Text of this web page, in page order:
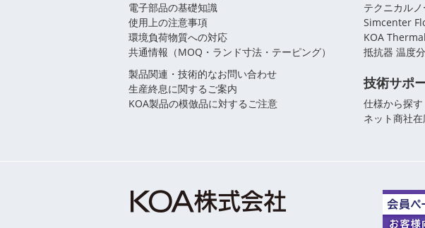
電子部品の基礎知識
使用上の注意事項
環境負荷物質への対応
共通情報（MOQ・ランド寸法・テーピング）
製品関連・技術的なお問い合わせ
生産終息に関するご案内
KOA製品の模倣品に対するご注意
テクニカルノ
Simcenter
KOA
抵抗器 温度
技術サポ
仕様から探す
ネット商社